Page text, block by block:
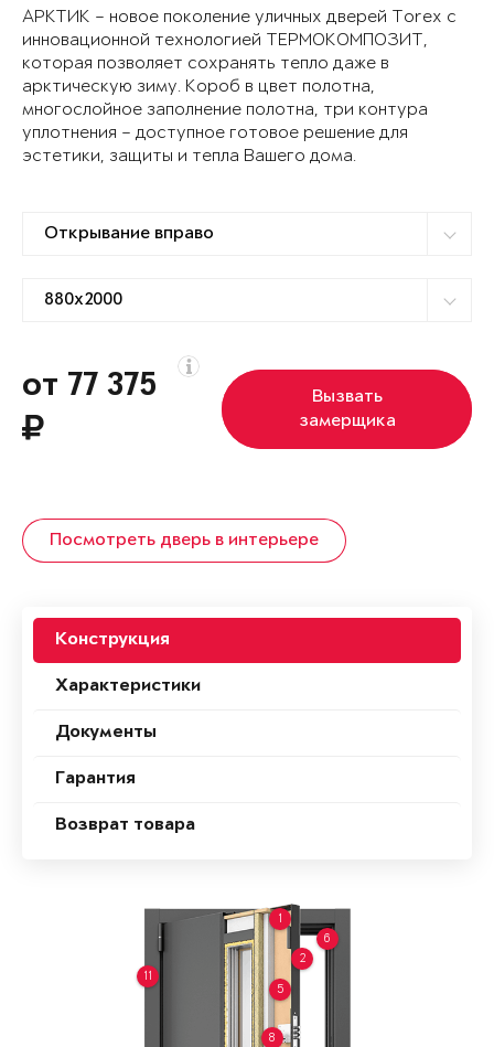
АРКТИК – новое поколение уличных дверей Torex с
инновационной технологией ТЕРМОКОМПОЗИТ,
которая позволяет сохранять тепло даже в
арктическую зиму. Короб в цвет полотна,
многослойное заполнение полотна, три контура
уплотнения – доступное готовое решение для
эстетики, защиты и тепла Вашего дома.
от 77 375
Вызвать
замерщика
Посмотреть дверь в интерьере
Конструкция
Характеристики
Документы
Гарантия
Возврат товара
1
2
5
6
8
11